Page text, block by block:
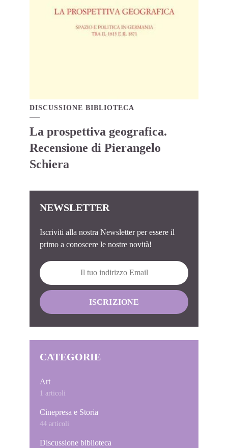
DISCUSSIONE BIBLIOTECA
La prospettiva geografica.
Recensione di Pierangelo
Schiera
NEWSLETTER
Iscriviti alla nostra Newsletter per essere il
primo a conoscere le nostre novità!
CATEGORIE
Art
1 articoli
Cinepresa e Storia
44 articoli
Discussione biblioteca